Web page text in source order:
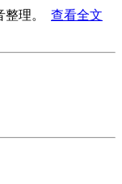
整理。 查看全文